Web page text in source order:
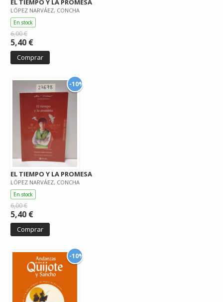
EL TIEMPO Y LA PROMESA
LÓPEZ NARVÁEZ, CONCHA
En stock
6,00 €
5,40 €
Comprar
-10%
EL TIEMPO Y LA PROMESA
LÓPEZ NARVÁEZ, CONCHA
En stock
6,00 €
5,40 €
Comprar
-10%